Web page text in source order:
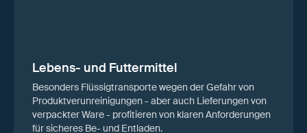
Lebens- und Futtermittel
Besonders Flüssigtransporte wegen der Gefahr von
Produktverunreinigungen - aber auch Lieferungen von
verpackter Ware - profitieren von klaren Anforderungen
für sicheres Be- und Entladen.